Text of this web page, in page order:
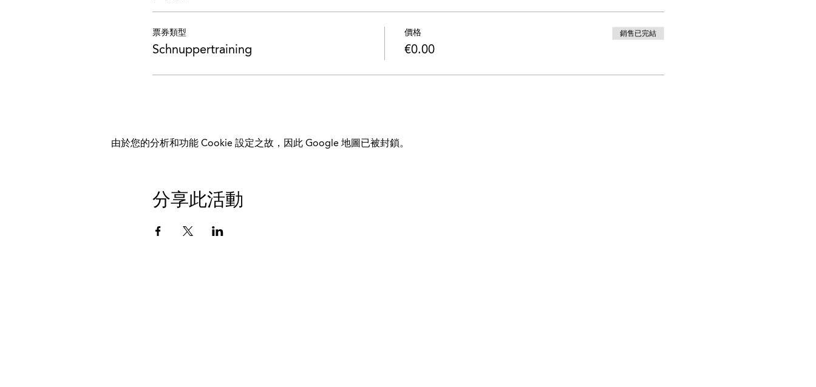
票券類型
Schnuppertraining
價格
€0.00
銷售已完結
由於您的分析和功能 Cookie 設定之故，因此 Google 地圖已被封鎖。
分享此活動